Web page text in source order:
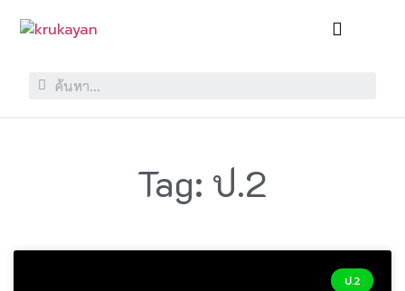
Tag: ป.2
ป.2